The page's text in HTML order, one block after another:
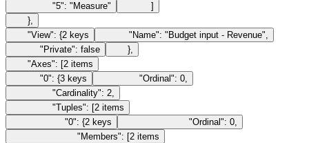
"5": "Measure"
]
},
"View": {2 keys "Name": "Budget input - Revenue",
"Private": false },
"Axes": [2 items
"0": {3 keys "Ordinal": 0,
"Cardinality": 2,
"Tuples": [2 items
"0": {2 keys "Ordinal": 0,
"Members": [2 items